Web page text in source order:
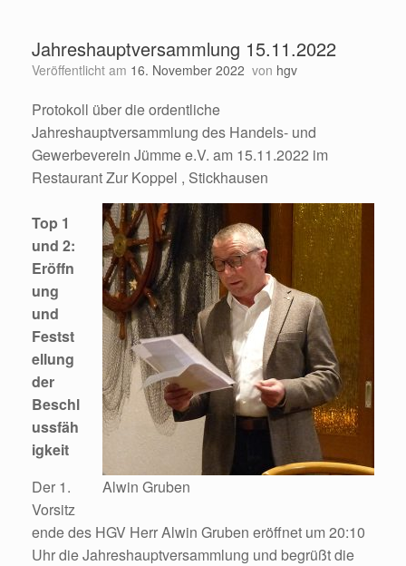
Jahreshauptversammlung 15.11.2022
Veröffentlicht am 16. November 2022 von hgv
Protokoll über die ordentliche
Jahreshauptversammlung des Handels- und
Gewerbeverein Jümme e.V. am 15.11.2022 im
Restaurant Zur Koppel , Stickhausen
Alwin Gruben
Top 1
und 2:
Eröffn
ung
und
Festst
ellung
der
Beschl
ussfäh
igkeit
Der 1.
Vorsitz
ende des HGV Herr Alwin Gruben eröffnet um 20:10
Uhr die Jahreshauptversammlung und begrüßt die